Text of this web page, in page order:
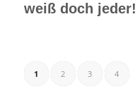
weiß doch jeder!
1 2 3 4